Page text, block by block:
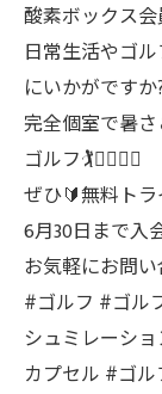
酸素ボックス
日常生活やゴ
にいかがですか
完全個室で暑
ゴルフ🏌️🏌️‍♀️🏌️‍♂️
ぜひ🔰無料ト
6月30日まで入
お気軽にお問
#ゴルフ #ゴル
シュミレーシ
カプセル #ゴ